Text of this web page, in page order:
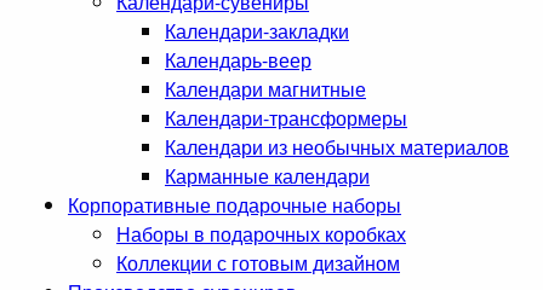
Календари-закладки
Календарь-веер
Календари магнитные
Календари-трансформеры
Календари из необычных материалов
Карманные календари
Корпоративные подарочные наборы
Наборы в подарочных коробках
Коллекции с готовым дизайном